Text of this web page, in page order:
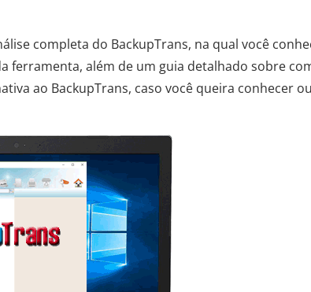
completa do BackupTrans, na qual você
ferramenta, além de um guia detalhado sobre
ao BackupTrans, caso você queira conhecer